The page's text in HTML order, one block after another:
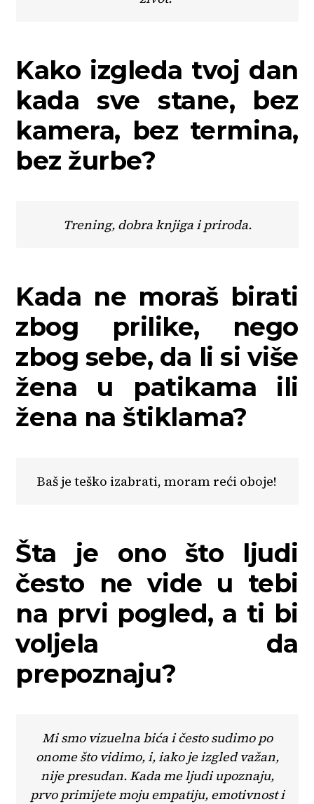
Kako izgleda tvoj dan
kada sve stane, bez
kamera, bez termina,
bez žurbe?
Trening, dobra knjiga i priroda.
Kada ne moraš birati
zbog prilike, nego
zbog sebe, da li si više
žena u patikama ili
žena na štiklama?
Baš je teško izabrati, moram reći oboje!
Šta je ono što ljudi
često ne vide u tebi
na prvi pogled, a ti bi
voljela da
prepoznaju?
Mi smo vizuelna bića i često sudimo po
onome što vidimo, i, iako je izgled važan,
nije presudan. Kada me ljudi upoznaju,
prvo primijete moju empatiju, emotivnost i